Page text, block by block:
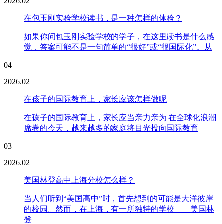
在包玉刚实验学校读书，是一种怎样的体验？
如果你问包玉刚实验学校的学子，在这里读书是什么感
觉，答案可能不是一句简单的“很好”或“很国际化”。从
04
2026.02
在孩子的国际教育上，家长应该怎样做呢
在孩子的国际教育上，家长应当亲力亲为 在全球化浪潮
席卷的今天，越来越多的家庭将目光投向国际教育
03
2026.02
美国林登高中上海分校怎么样？
当人们听到“美国高中”时，首先想到的可能是大洋彼岸
的校园。然而，在上海，有一所独特的学校——美国林
登